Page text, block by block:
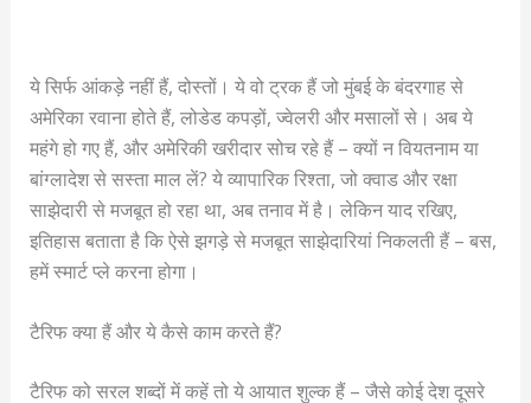
ये सिर्फ आंकड़े नहीं हैं, दोस्तों। ये वो ट्रक हैं जो मुंबई के बंदरगाह से
अमेरिका रवाना होते हैं, लोडेड कपड़ों, ज्वेलरी और मसालों से। अब ये
महंगे हो गए हैं, और अमेरिकी खरीदार सोच रहे हैं – क्यों न वियतनाम या
बांग्लादेश से सस्ता माल लें? ये व्यापारिक रिश्ता, जो क्वाड और रक्षा
साझेदारी से मजबूत हो रहा था, अब तनाव में है। लेकिन याद रखिए,
इतिहास बताता है कि ऐसे झगड़े से मजबूत साझेदारियां निकलती हैं – बस,
हमें स्मार्ट प्ले करना होगा।
टैरिफ क्या हैं और ये कैसे काम करते हैं?
टैरिफ को सरल शब्दों में कहें तो ये आयात शुल्क हैं – जैसे कोई देश दूसरे